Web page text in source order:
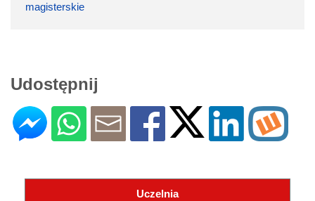
magisterskie
Udostępnij
Uczelnia